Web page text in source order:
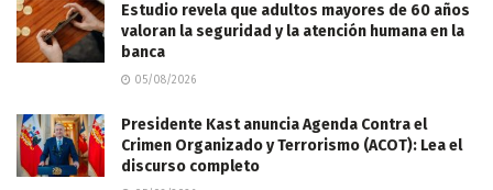
Estudio revela que adultos mayores de 60 años
valoran la seguridad y la atención humana en la
banca
05/08/2026
Presidente Kast anuncia Agenda Contra el
Crimen Organizado y Terrorismo (ACOT): Lea el
discurso completo